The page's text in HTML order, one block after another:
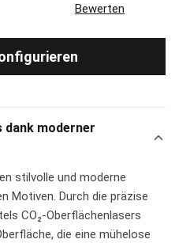
Durchschnittliche
Bewerten
dank moderner
stilvolle und moderne
Motiven. Durch die präzise
CO₂-Oberflächenlasers
die eine mühelose